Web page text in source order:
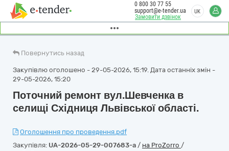
Замовити дзвінок
0 800 30 77 55
support@e-tender.ua
UK
Повернутись назад
Закупівлю оголошено - 29-05-2026, 15:19. Дата останніх змін -
29-05-2026, 15:20
Поточний ремонт вул.Шевченка в
селищі Східниця Львівської області.
Оголошення про проведення.pdf
Закупівля: UA-2026-05-29-007683-a / на ProZorro /